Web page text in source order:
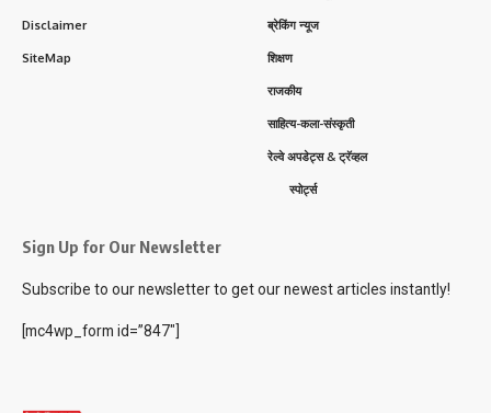
Disclaimer
SiteMap
ब्रेकिंग न्यूज
शिक्षण
राजकीय
साहित्य-कला-संस्कृती
रेल्वे अपडेट्स & ट्रॅव्हल
स्पोर्ट्स
Sign Up for Our Newsletter
Subscribe to our newsletter to get our newest articles instantly!
[mc4wp_form id=”847″]